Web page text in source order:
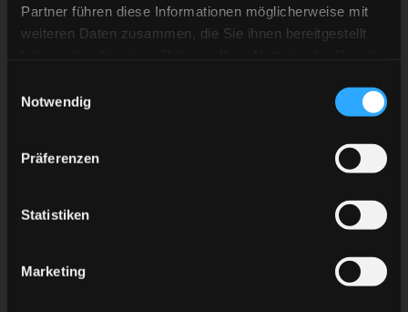
Partner führen diese Informationen möglicherweise mit
weiteren Daten zusammen, die Sie ihnen bereitgestellt
Notwendig
Präferenzen
Statistiken
Marketing
Herzlich willkommen, Bennet!